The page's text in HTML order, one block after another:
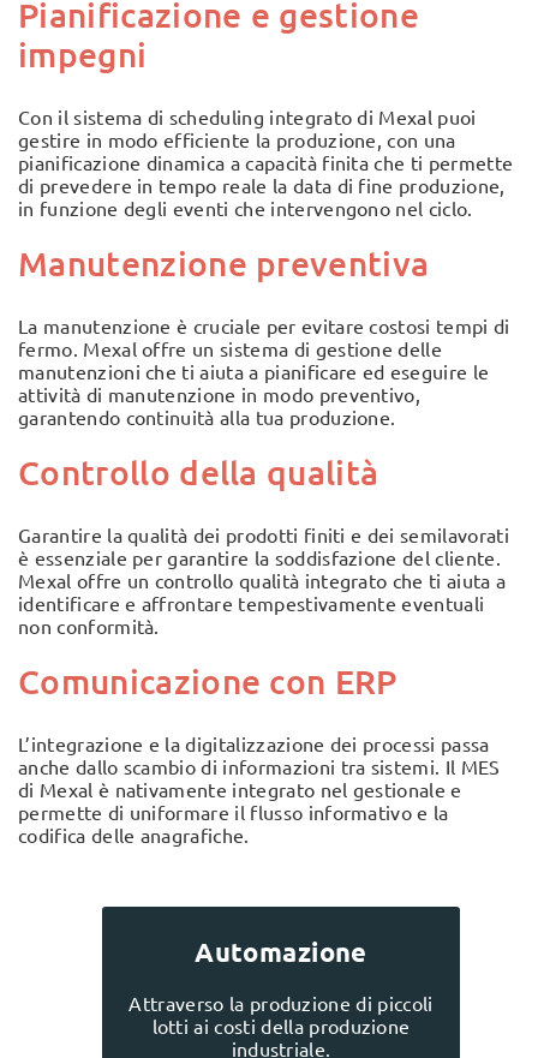
Pianificazione e gestione
impegni
Con il sistema di scheduling integrato di Mexal puoi
gestire in modo efficiente la produzione, con una
pianificazione dinamica a capacità finita che ti permette
di prevedere in tempo reale la data di fine produzione,
in funzione degli eventi che intervengono nel ciclo.
Manutenzione preventiva
La manutenzione è cruciale per evitare costosi tempi di
fermo. Mexal offre un sistema di gestione delle
manutenzioni che ti aiuta a pianificare ed eseguire le
attività di manutenzione in modo preventivo,
garantendo continuità alla tua produzione.
Controllo della qualità
Garantire la qualità dei prodotti finiti e dei semilavorati
è essenziale per garantire la soddisfazione del cliente.
Mexal offre un controllo qualità integrato che ti aiuta a
identificare e affrontare tempestivamente eventuali
non conformità.
Comunicazione con ERP
L’integrazione e la digitalizzazione dei processi passa
anche dallo scambio di informazioni tra sistemi. Il MES
di Mexal è nativamente integrato nel gestionale e
permette di uniformare il flusso informativo e la
codifica delle anagrafiche.
Automazione
Attraverso la produzione di piccoli
lotti ai costi della produzione
industriale.